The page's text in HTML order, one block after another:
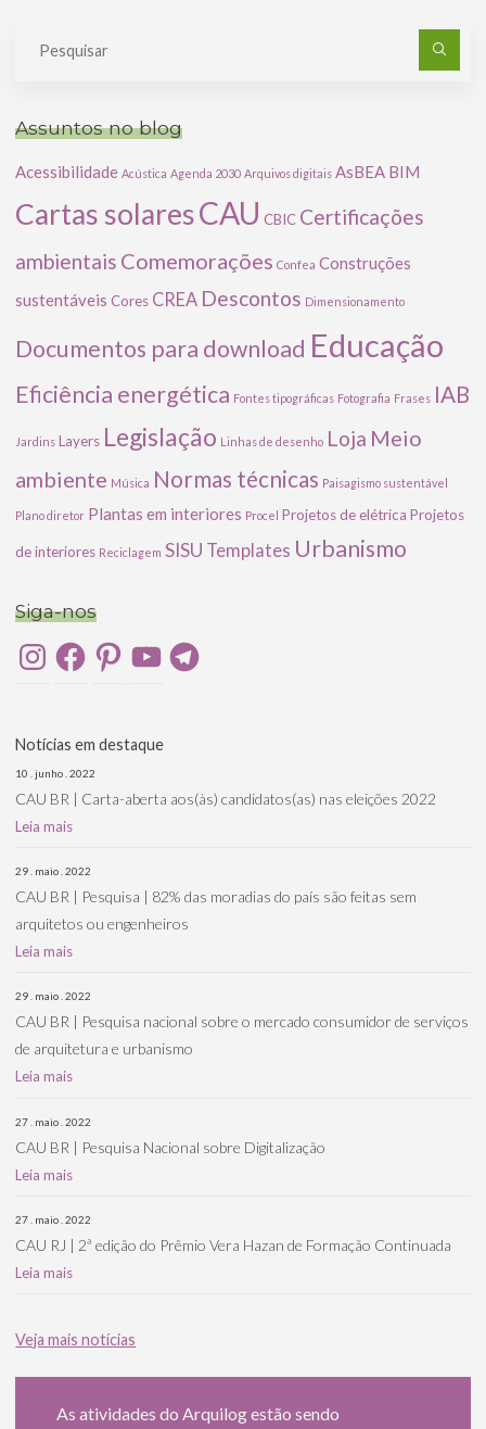
Assuntos no blog
Acessibilidade Acústica Agenda 2030 Arquivos digitais AsBEA BIM
Cartas solaresCAU CBIC Certificações
ambientais Comemorações Confea Construções
sustentáveis Cores CREA Descontos Dimensionamento
Documentos para download Educação
Eficiência energética Fontes tipográficas Fotografia Frases IAB
Jardins Layers Legislação Linhas de desenho Loja Meio
ambiente Música Normas técnicas Paisagismo sustentável
Plano diretor Plantas em interiores Procel Projetos de elétrica Projetos
de interiores Reciclagem SISU Templates Urbanismo
Siga-nos
InstagramFacebookPinterestYouTubeTelegram
Notícias em destaque
10 . junho . 2022
CAU BR | Carta-aberta aos(às) candidatos(as) nas eleições 2022
Leia mais
29 . maio . 2022
CAU BR | Pesquisa | 82% das moradias do país são feitas sem
arquitetos ou engenheiros
Leia mais
29 . maio . 2022
CAU BR | Pesquisa nacional sobre o mercado consumidor de serviços
de arquitetura e urbanismo
Leia mais
27 . maio . 2022
CAU BR | Pesquisa Nacional sobre Digitalização
Leia mais
27 . maio . 2022
CAU RJ | 2ª edição do Prêmio Vera Hazan de Formação Continuada
Leia mais
Veja mais notícias
As atividades do Arquilog estão sendo